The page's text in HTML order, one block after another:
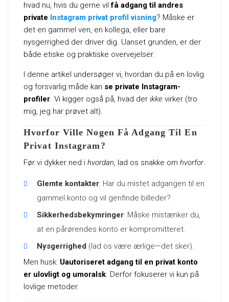
hvad nu, hvis du gerne vilfå adgang til andres
private Instagram privat profil visning? Måske er
det en gammel ven, en kollega, eller bare
nysgerrighed der driver dig. Uanset grunden, er der
både etiske og praktiske overvejelser.
I denne artikel undersøger vi, hvordan du på en lovlig
og forsvarlig måde kan se private Instagram-
profiler. Vi kigger også på, hvad der ikke virker (tro
mig, jeg har prøvet alt).
Hvorfor Ville Nogen Få Adgang Til En
Privat Instagram?
Før vi dykker ned i hvordan, lad os snakke om hvorfor.
Glemte kontakter: Har du mistet adgangen til en
gammel konto og vil genfinde billeder?
Sikkerhedsbekymringer: Måske mistænker du,
at en pårørendes konto er kompromitteret.
Nysgerrighed (lad os være ærlige—det sker).
Men husk: Uautoriseret adgang til en privat konto
er ulovligt og umoralsk. Derfor fokuserer vi kun på
lovlige metoder.